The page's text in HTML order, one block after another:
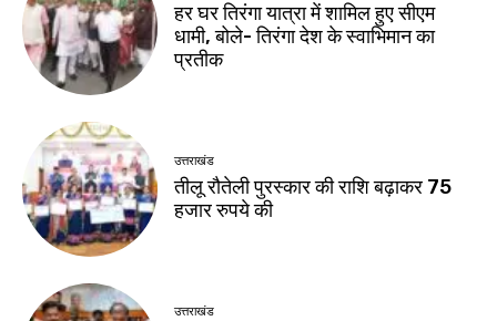
हर घर तिरंगा यात्रा में शामिल हुए सीएम
धामी, बोले- तिरंगा देश के स्वाभिमान का
प्रतीक
उत्तराखंड
तीलू रौतेली पुरस्कार की राशि बढ़ाकर 75
हजार रुपये की
उत्तराखंड